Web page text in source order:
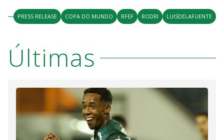
PRESS RELEASE COPA DO MUNDO RFEF RODRI LUISDELAFUENTE
Últimas